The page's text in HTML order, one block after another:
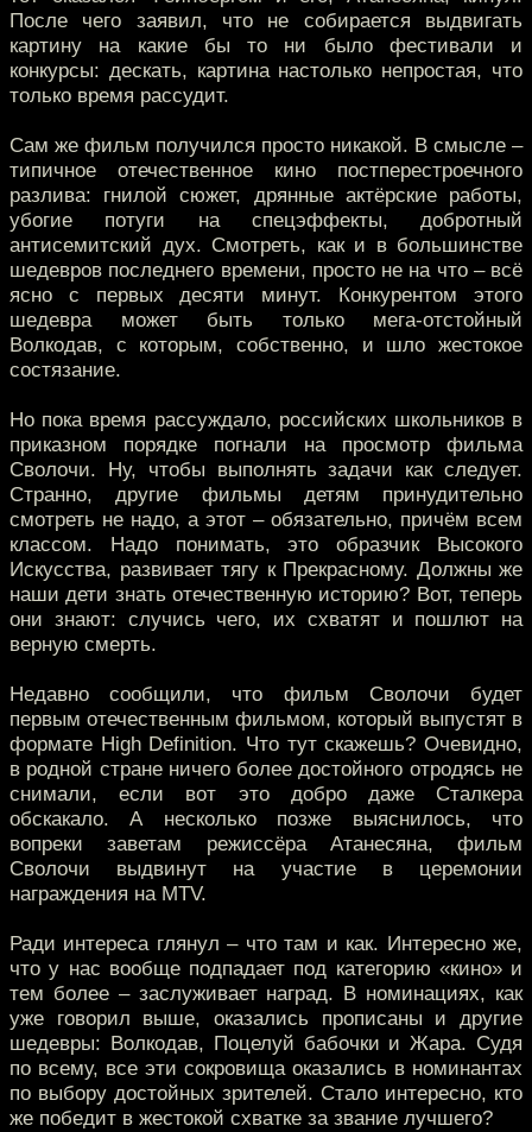
После чего заявил, что не собирается выдвигать
картину на какие бы то ни было фестивали и
конкурсы: дескать, картина настолько непростая, что
только время рассудит.
Сам же фильм получился просто никакой. В смысле –
типичное отечественное кино постперестроечного
разлива: гнилой сюжет, дрянные актёрские работы,
убогие потуги на спецэффекты, добротный
антисемитский дух. Смотреть, как и в большинстве
шедевров последнего времени, просто не на что – всё
ясно с первых десяти минут. Конкурентом этого
шедевра может быть только мега-отстойный
Волкодав, с которым, собственно, и шло жестокое
состязание.
Но пока время рассуждало, российских школьников в
приказном порядке погнали на просмотр фильма
Сволочи. Ну, чтобы выполнять задачи как следует.
Странно, другие фильмы детям принудительно
смотреть не надо, а этот – обязательно, причём всем
классом. Надо понимать, это образчик Высокого
Искусства, развивает тягу к Прекрасному. Должны же
наши дети знать отечественную историю? Вот, теперь
они знают: случись чего, их схватят и пошлют на
верную смерть.
Недавно сообщили, что фильм Сволочи будет
первым отечественным фильмом, который выпустят в
формате High Definition. Что тут скажешь? Очевидно,
в родной стране ничего более достойного отродясь не
снимали, если вот это добро даже Сталкера
обскакало. А несколько позже выяснилось, что
вопреки заветам режиссёра Атанесяна, фильм
Сволочи выдвинут на участие в церемонии
награждения на MTV.
Ради интереса глянул – что там и как. Интересно же,
что у нас вообще подпадает под категорию «кино» и
тем более – заслуживает наград. В номинациях, как
уже говорил выше, оказались прописаны и другие
шедевры: Волкодав, Поцелуй бабочки и Жара. Судя
по всему, все эти сокровища оказались в номинантах
по выбору достойных зрителей. Стало интересно, кто
же победит в жестокой схватке за звание лучшего?